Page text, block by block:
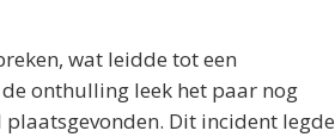
wat leidde tot een
onthulling leek het paar nog
Dit incident legde